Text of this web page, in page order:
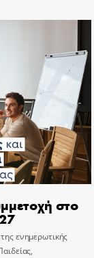
στο
ενημερωτικής